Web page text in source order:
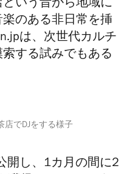
いう昔から地域に
のある非日常を挿
は、次世代カルチ
する試みでもある
店でDJをする様子
開し、1カ月の間に2